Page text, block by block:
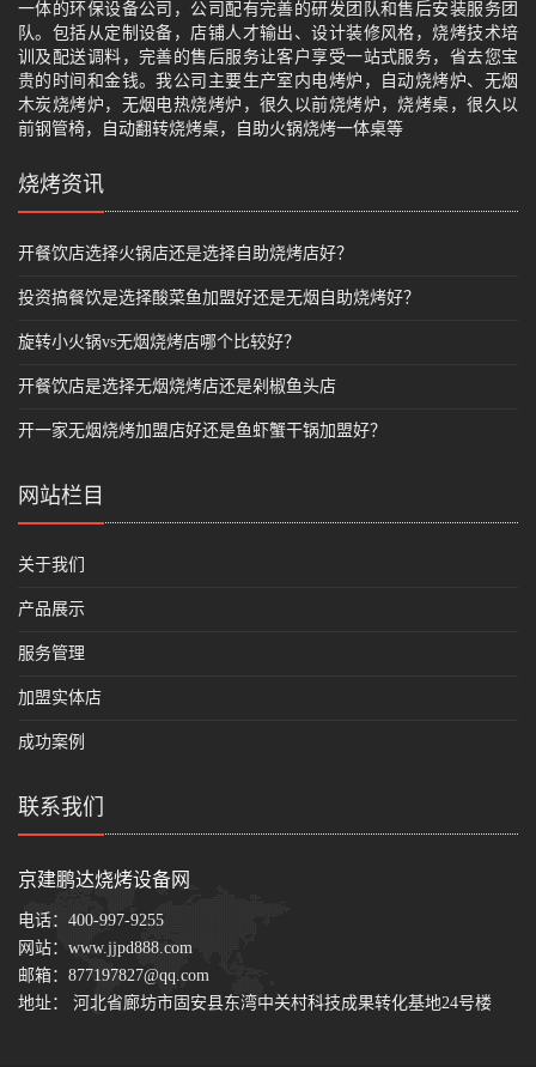
一体的环保设备公司，公司配有完善的研发团队和售后安装服务团
队。包括从定制设备，店铺人才输出、设计装修风格，烧烤技术培
训及配送调料，完善的售后服务让客户享受一站式服务，省去您宝
贵的时间和金钱。我公司主要生产室内电烤炉，自动烧烤炉、无烟
木炭烧烤炉，无烟电热烧烤炉，很久以前烧烤炉，烧烤桌，很久以
前钢管椅，自动翻转烧烤桌，自助火锅烧烤一体桌等
烧烤资讯
开餐饮店选择火锅店还是选择自助烧烤店好？
投资搞餐饮是选择酸菜鱼加盟好还是无烟自助烧烤好？
旋转小火锅vs无烟烧烤店哪个比较好？
开餐饮店是选择无烟烧烤店还是剁椒鱼头店
开一家无烟烧烤加盟店好还是鱼虾蟹干锅加盟好？
网站栏目
关于我们
产品展示
服务管理
加盟实体店
成功案例
联系我们
京建鹏达烧烤设备网
电话： 400-997-9255
网站： www.jjpd888.com
邮箱： 877197827@qq.com
地址： 河北省廊坊市固安县东湾中关村科技成果转化基地24号楼